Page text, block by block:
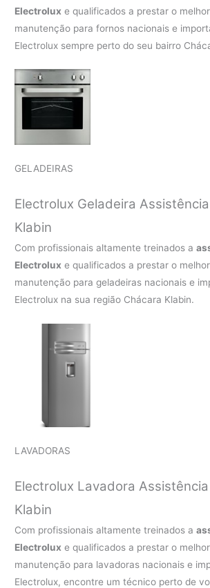
Electrolux e qualificados a prestar o
manutenção para fornos nacionais e
Electrolux sempre perto do seu bairro
GELADEIRAS
Electrolux Geladeira
Klabin
Com profissionais altamente treinados a
Electrolux e qualificados a prestar o
manutenção para geladeiras nacionais e
Electrolux na sua região Chácara Klabin.
LAVADORAS
Electrolux Lavadora
Klabin
Com profissionais altamente treinados a
Electrolux e qualificados a prestar o
manutenção para lavadoras nacionais e
Electrolux, encontre um técnico perto de